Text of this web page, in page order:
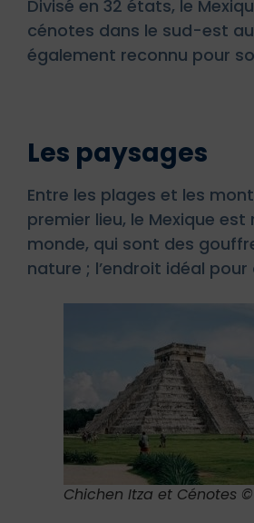
Divisé en 32 états, le
cénotes dans le sud-est
également reconnu pour
Les paysages
Entre les plages et les
premier lieu, le Mexique
monde, qui sont des
nature ; l’endroit idéal
Chichen Itza et Cénotes